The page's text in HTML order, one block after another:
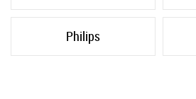
Philips